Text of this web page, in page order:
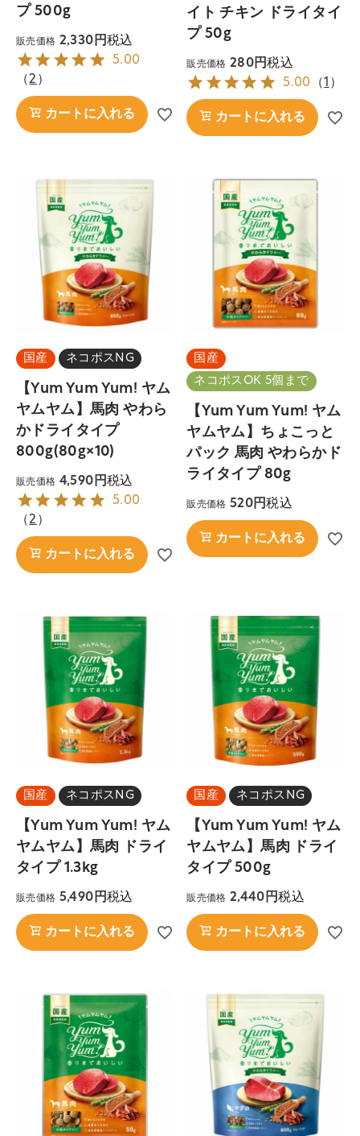
プ 500g
販売価格 2,330 税込
5.00
（2 ）
カートに入れる
イト チキン ドライタイ
プ 50g
販売価格 280 税込
5.00 （1 ）
カートに入れる
国産 ネコポスNG
【Yum Yum Yum! ヤム
ヤムヤム】馬肉 やわら
かドライタイプ
800g(80g×10)
販売価格 4,590 税込
5.00
（2 ）
カートに入れる
国産
ネコポスOK 5個まで
【Yum Yum Yum! ヤム
ヤムヤム】ちょこっと
パック 馬肉 やわらかド
ライタイプ 80g
販売価格 520 税込
カートに入れる
国産 ネコポスNG
【Yum Yum Yum! ヤム
ヤムヤム】馬肉 ドライ
タイプ 1.3kg
販売価格 5,490 税込
カートに入れる
国産 ネコポスNG
【Yum Yum Yum! ヤム
ヤムヤム】馬肉 ドライ
タイプ 500g
販売価格 2,440 税込
カートに入れる